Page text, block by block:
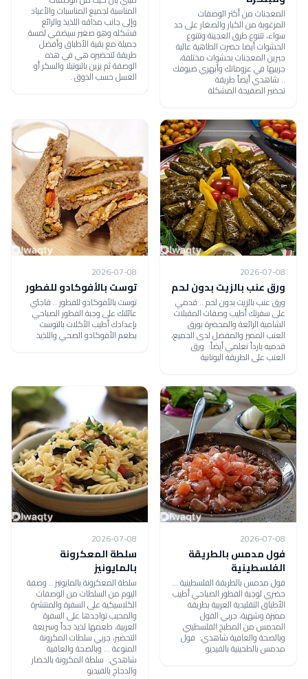
المعجنات من أكثر الوصفات
المرغوبة من الكبار والصغار على حد
سواء، تتنوع طرق العجينة وتتنوع
الحشوات أيضا حضرت الطاهية عالية
جبرين المعجنات بحشوات مختلفة،
جربيها في عزوماتك وأبهري ضيوفك
.. شاهدي أيضاً طريقة
تحضير الصفيحة المشكلة
المناسبة لجميع المناسبات والأعياد
وإلى جانب مذاقه اللذيذ والرائع
فشكله وهو صغير سيضفي لمسة
جميلة مع بقية الأطباق وأفضل
طريقة لتحضيره هي في هذه
الوصفة ثم يزين بالنوتيلا والسكر أو
العسل حسب الذوق .
2026-07-08
ورق عنب بالزيت بدون لحم
ورق عنب بالزيت بدون لحم .. قدمي
على سفرتك أطيب وصفات المقبلات
الشامية الرائعة والمحضرة بورق
العنب المميز والمفضل لدى الجميع،
قدميه بارداً تعلمي أيضاً: ورق
العنب على الطريقة اليونانية
2026-07-08
توست بالأفوكادو للفطور
توست بالأفوكادو للفطور .. فاجئي
عائلتك على وجبة الفطور الصباحي
بإعدادك أطيب الأكلات بالتوست
بطعم الأفوكادو الصحي واللذيذ
2026-07-08
فول مدمس بالطريقة
الفلسطينية
فول مدمس بالطريقة الفلسطينية ...
حضري لوجبة الفطور الصباحي أطيب
الأطباق التقليدية العربية بطريقة
مميزة وشهية، جربي الفول
المدمس من المطبخ الفلسطيني
وبالصحة والعافية شاهدي: فول
مدمس بالطحينية بالفيديو
2026-07-08
سلطة المعكرونة
بالمايونيز
سلطة المعكرونة بالمايونيز .. وصفة
اليوم من السلطات من الوصفات
الكلاسيكية على السفرة والمنتشرة
والمحبب تواجدها على السفرة
العربية، طعمها لذيذ جداً وسريعة
التحضير، جربي سلطات المكرونة
المنوعة ... وبالصحة والعافية
شاهدي: سلطة المكرونة بالخضار
والدجاج بالفيديو